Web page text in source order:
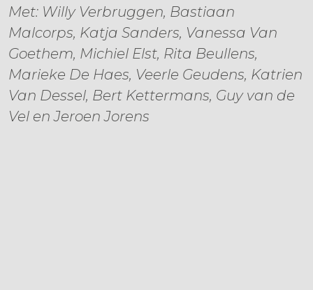
Met: Willy Verbruggen, Bastiaan
Malcorps, Katja Sanders, Vanessa Van
Goethem, Michiel Elst, Rita Beullens,
Marieke De Haes, Veerle Geudens, Katrien
Van Dessel, Bert Kettermans, Guy van de
Vel en Jeroen Jorens